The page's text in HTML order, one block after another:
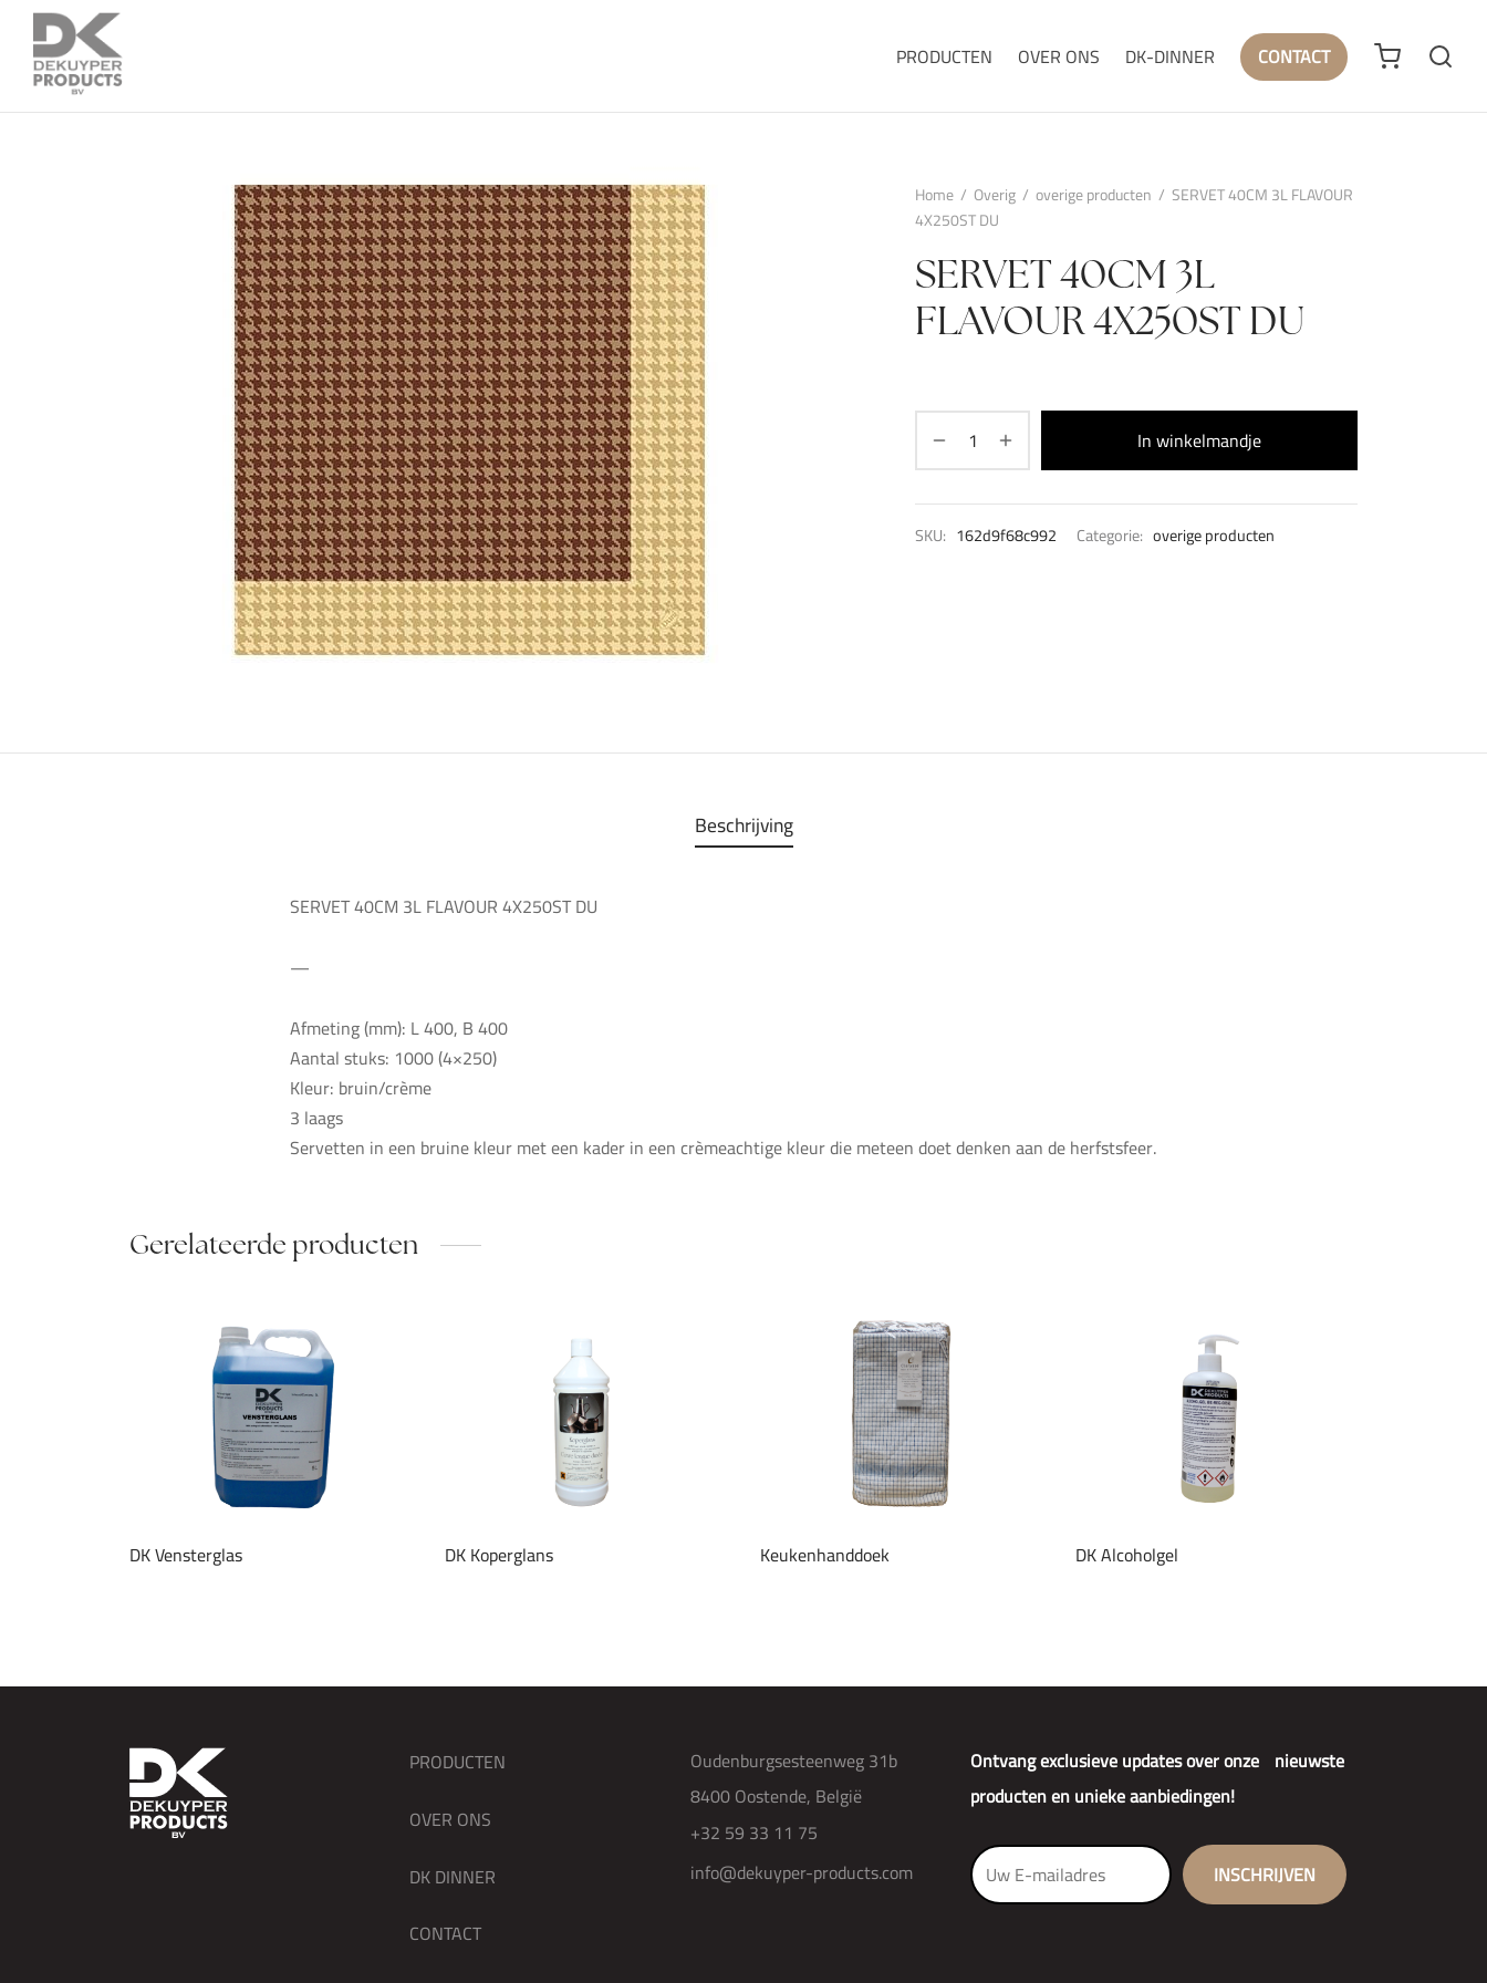
PRODUCTEN OVER ONS DK-DINNER CONTACT
Home / Overig / overige producten / SERVET 40CM 3L FLAVOUR
4X250ST DU
SERVET 40CM 3L
FLAVOUR 4X250ST DU
In winkelmandje
SKU: 162d9f68c992 Categorie: overige producten
Beschrijving
SERVET 40CM 3L FLAVOUR 4X250ST DU
—
Afmeting (mm): L 400, B 400
Aantal stuks: 1000 (4×250)
Kleur: bruin/crème
3 laags
Servetten in een bruine kleur met een kader in een crèmeachtige kleur die meteen doet denken aan de herfstsfeer.
Gerelateerde producten
DK Vensterglas DK Koperglans Keukenhanddoek DK Alcoholgel
Ontvang exclusieve updates over onze nieuwste
producten en unieke aanbiedingen!
PRODUCTEN
OVER ONS
DK DINNER
CONTACT
Oudenburgsesteenweg 31b
8400 Oostende, België
+32 59 33 11 75
info@dekuyper-products.com